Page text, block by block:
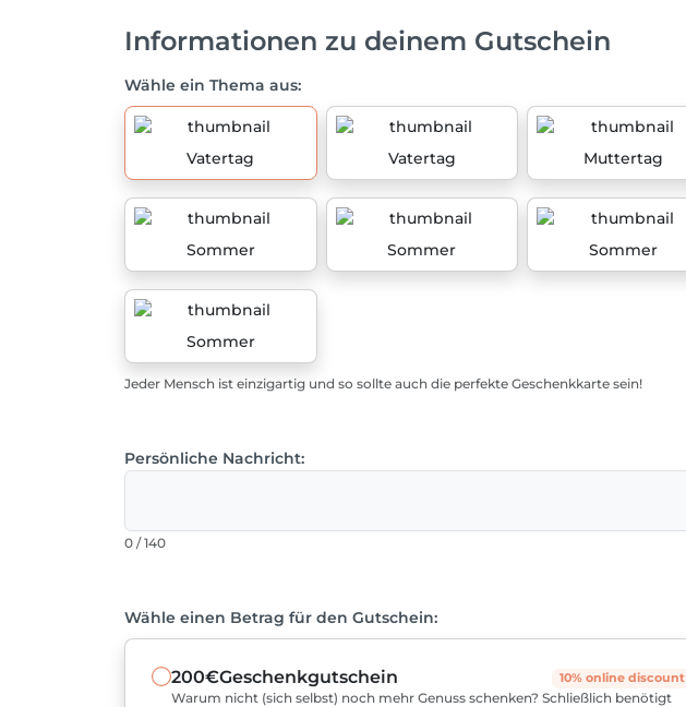
Informationen zu deinem Gutschein
Wähle ein Thema aus:
Vatertag Vatertag Muttertag
Sommer Sommer Sommer
Sommer
Jeder Mensch ist einzigartig und so sollte auch die perfekte Geschenkkarte sein!
Persönliche Nachricht:
0 / 140
Wähle einen Betrag für den Gutschein:
200€Geschenkgutschein 10% online discount
Warum nicht (sich selbst) noch mehr Genuss schenken? Schließlich benötigt